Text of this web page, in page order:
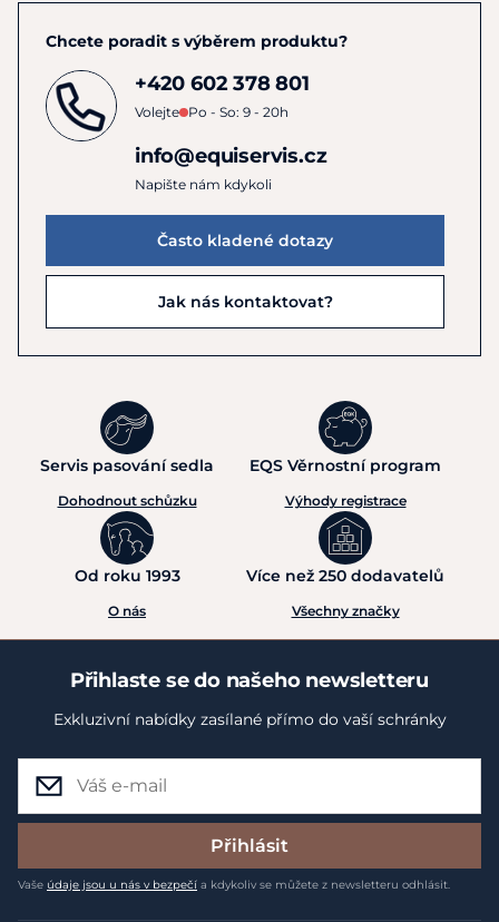
Chcete poradit s výběrem produktu?
+420 602 378 801
Volejte Po - So: 9 - 20h
info@equiservis.cz
Napište nám kdykoli
Často kladené dotazy
Jak nás kontaktovat?
Servis pasování sedla
Dohodnout schůzku
EQS Věrnostní program
Výhody registrace
Od roku 1993
O nás
Více než 250 dodavatelů
Všechny značky
Přihlaste se do našeho newsletteru
Exkluzivní nabídky zasílané přímo do vaší schránky
Přihlásit
Vaše údaje jsou u nás v bezpečí a kdykoliv se můžete z newsletteru odhlásit.